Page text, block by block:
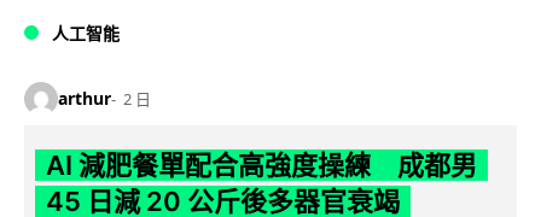
人工智能
arthur 2 日
AI 減肥餐單配合高強度操練 成都男
45 日減 20 公斤後多器官衰竭